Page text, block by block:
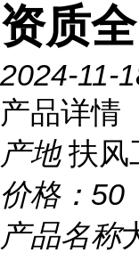
资质全
2024-11-
产品详情
产地 扶风
价格： 50
产品名称